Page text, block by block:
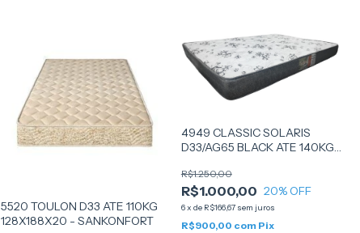
5520 TOULON D33 ATE 110KG
128X188X20 - SANKONFORT
4949 CLASSIC SOLARIS
D33/AG65 BLACK ATE 140KG
GLOBAL FLEX
R$1.000,00
R$1.250,00
20% OFF
6x de R$166,67 sem juros
R$900,00 com Pix